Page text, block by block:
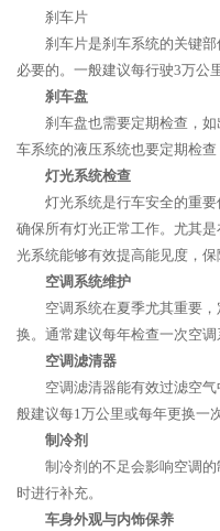
刹车片
刹车片是刹车系统的关键
必要的。一般建议每行驶3万公
刹车盘
刹车盘也需要定期检查，
车系统的液压系统也要定期检查
灯光系统检查
灯光系统是行车安全的重
确保所有灯光正常工作。尤其
光系统能够有效提高能见度，保
空调系统维护
空调系统在夏季尤其重要
换。通常建议每年检查一次空
空调滤清器
空调滤清器能有效过滤空
般建议每1万公里或每年更换一次
制冷剂
制冷剂的不足会影响空调
时进行补充。
车身外观与内饰保养